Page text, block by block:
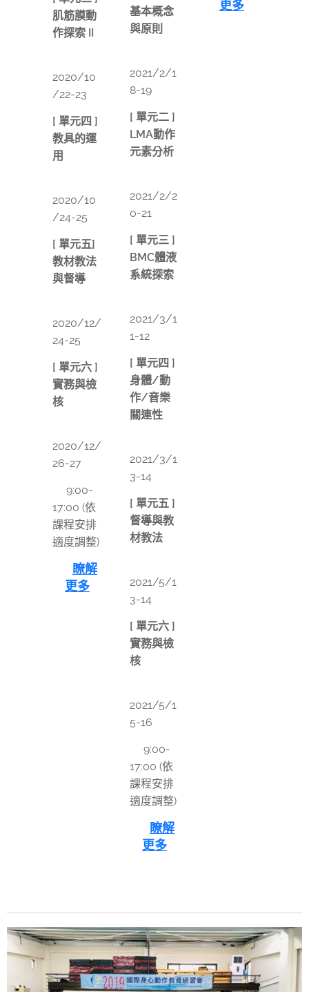
肌筋膜動
作探索 II
2020/10
/22-23
[ 單元四 ]
教具的運
用
2020/10
/24-25
[ 單元五]
教材教法
與督導
2020/12/
24-25
[ 單元六 ]
實務與檢
核
2020/12/
26-27
⏰9:00-
17:00 (依
課程安排
適度調整)
瞭解
更多
基本概念
與原則
2021/2/1
8-19
[ 單元二 ]
LMA動作
元素分析
2021/2/2
0-21
[ 單元三 ]
BMC體液
系統探索
2021/3/1
1-12
[ 單元四 ]
身體/動
作/音樂
關連性
2021/3/1
3-14
[ 單元五 ]
督導與教
材教法
2021/5/1
3-14
[ 單元六 ]
實務與檢
核
2021/5/1
5-16
⏰9:00-
17:00 (依
課程安排
適度調整)
瞭解
更多
更多